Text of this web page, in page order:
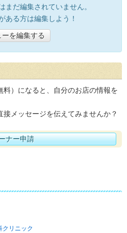
まだ編集されていません。
ある方は編集しよう！
ーを編集する
）になると、自分のお店の情報を
メッセージを伝えてみませんか？
ナー申請
クリニック